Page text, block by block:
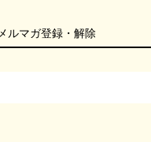
メルマガ登録・解除